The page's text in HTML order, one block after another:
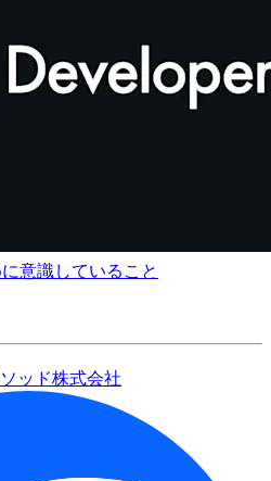
意識していること
ッド株式会社